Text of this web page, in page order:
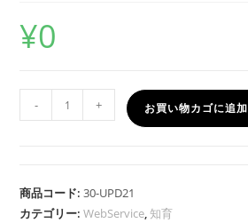
¥0
- + お買い物カゴに追加
商品コード:30-UPD21
カテゴリー:WebService, 知育